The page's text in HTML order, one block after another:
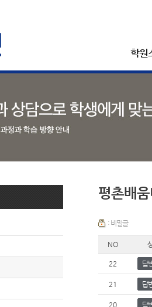
학원
평촌배
: 비밀글
NO
22 답
21 답
20 답